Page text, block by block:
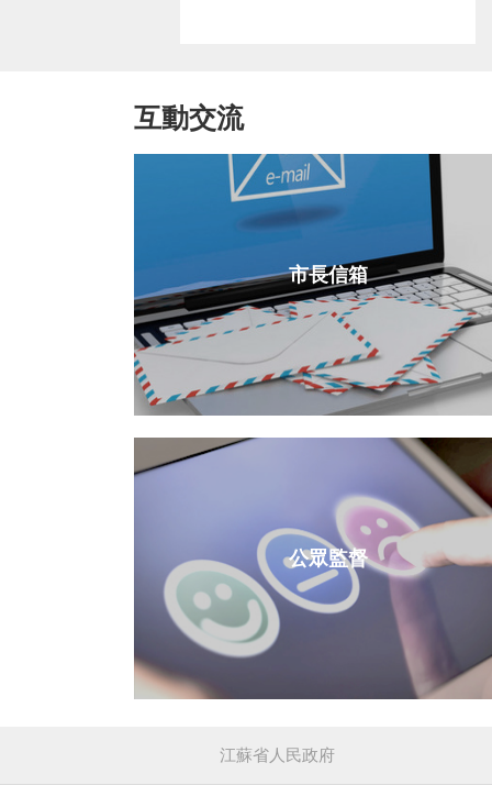
互動交流
市長信箱
公眾監督
江蘇省人民政府